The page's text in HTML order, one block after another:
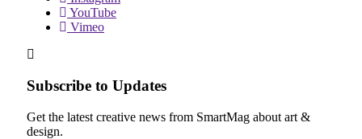
YouTube
Vimeo
Subscribe to Updates
Get the latest creative news from SmartMag about art &
design.